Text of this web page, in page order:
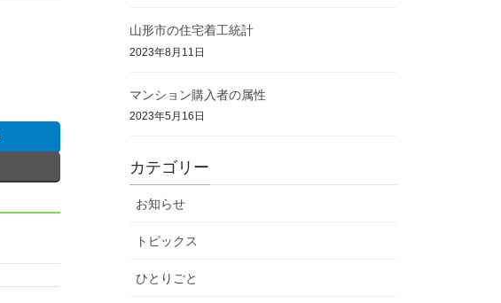
山形市の住宅着工統計
2023年8月11日
マンション購入者の属性
2023年5月16日
カテゴリー
お知らせ
トピックス
ひとりごと